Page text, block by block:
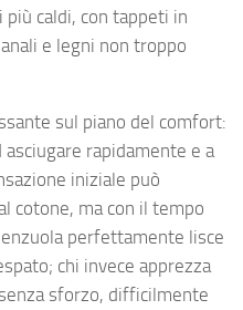
caldi, con tappeti in
e legni non troppo
sul piano del comfort:
rapidamente e a
iniziale può
cotone, ma con il tempo
perfettamente lisce
chi invece apprezza
sforzo, difficilmente